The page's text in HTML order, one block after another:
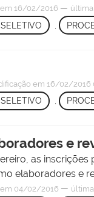
em 16/02/2016 —
em 16/02/2016
,
e
as
elaboradores e
em 04/02/2016 —